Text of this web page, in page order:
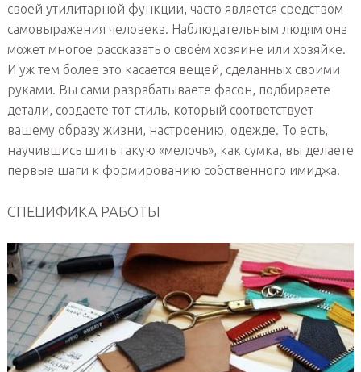
своей утилитарной функции, часто является средством
самовыражения человека. Наблюдательным людям она
может многое рассказать о своём хозяине или хозяйке.
И уж тем более это касается вещей, сделанных своими
руками. Вы сами разрабатываете фасон, подбираете
детали, создаете тот стиль, который соответствует
вашему образу жизни, настроению, одежде. То есть,
научившись шить такую «мелочь», как сумка, вы делаете
первые шаги к формированию собственного имиджа.
СПЕЦИФИКА РАБОТЫ